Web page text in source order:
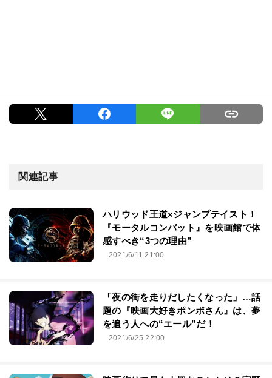
関連記事
ハリウッド王道×ジャンプテイスト！
『モータルコンバット』を映画館で体
感すべき“3つの理由”
2021/6/11 21:00
「夜の街を走りだしたくなった」…話
題の『映画大好きポンポさん』は、夢
を追う人への“エール”だ！
2021/6/25 22:00